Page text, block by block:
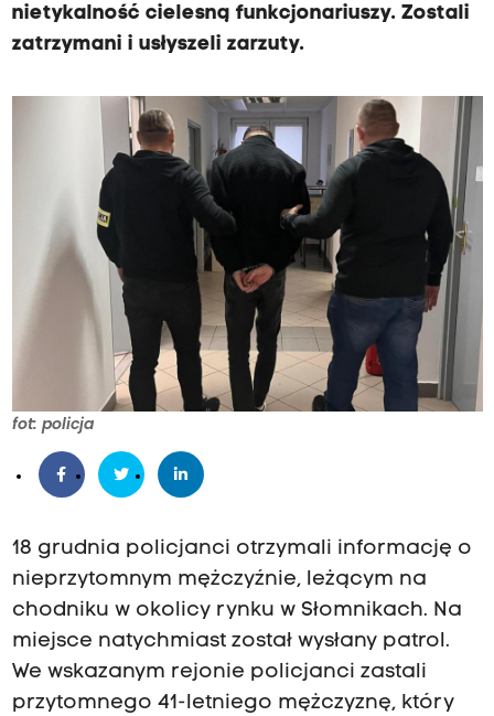
nietykalność cielesną funkcjonariuszy. Zostali
zatrzymani i usłyszeli zarzuty.
fot: policja
18 grudnia policjanci otrzymali informację o
nieprzytomnym mężczyźnie, leżącym na
chodniku w okolicy rynku w Słomnikach. Na
miejsce natychmiast został wysłany patrol.
We wskazanym rejonie policjanci zastali
przytomnego 41-letniego mężczyznę, który